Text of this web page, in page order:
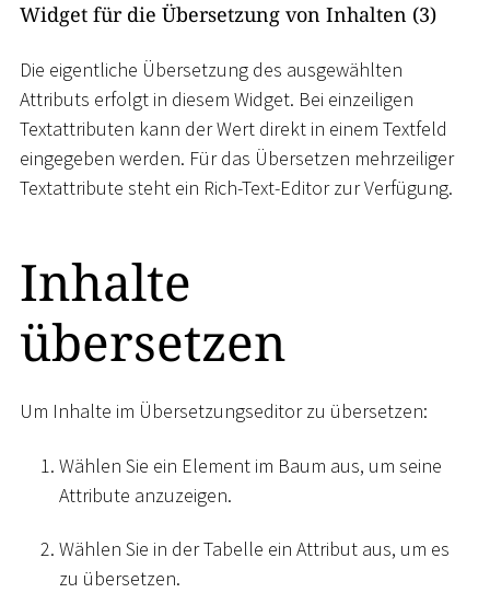
Widget für die Übersetzung von Inhalten (3)
Die eigentliche Übersetzung des ausgewählten
Attributs erfolgt in diesem Widget. Bei einzeiligen
Textattributen kann der Wert direkt in einem Textfeld
eingegeben werden. Für das Übersetzen mehrzeiliger
Textattribute steht ein Rich-Text-Editor zur Verfügung.
Inhalte
übersetzen
Um Inhalte im Übersetzungseditor zu übersetzen:
Wählen Sie ein Element im Baum aus, um seine
Attribute anzuzeigen.
Wählen Sie in der Tabelle ein Attribut aus, um es
zu übersetzen.